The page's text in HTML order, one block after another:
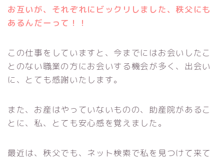
お互いが、それぞれにビックリしました、秩父にも
あるんだー って ！！
この仕事をしていますと、今までにはお会いしたこ
とのない職業の方にお会いする機会が多く、出会い
に、とても感謝いたします。
また、お産はやっていないものの、助産院があるこ
とに、私、とても安心感を覚えました。
最近は、秩父でも、ネット検索で私を見つけて来て